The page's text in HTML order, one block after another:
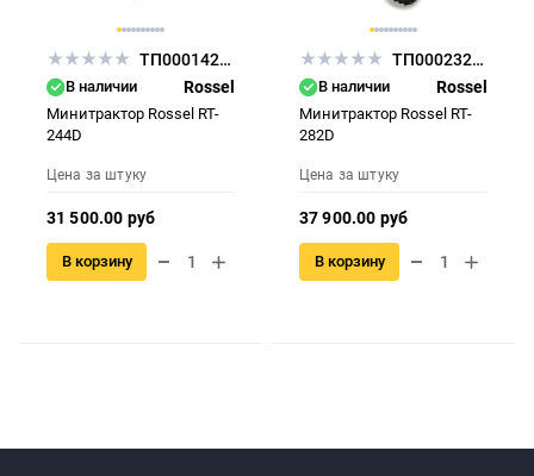
ТП000142736
В наличии Rossel
Минитрактор Rossel RT-
244D
Цена за штуку
31 500.00 руб
В корзину
ТП000232549
В наличии Rossel
Минитрактор Rossel RT-
282D
Цена за штуку
37 900.00 руб
В корзину